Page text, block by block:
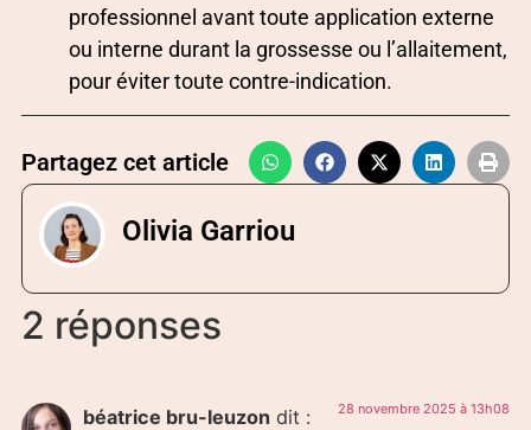
professionnel avant toute application externe
ou interne durant la grossesse ou l’allaitement,
pour éviter toute contre-indication.
Partagez cet article
Olivia Garriou
2 réponses
béatrice bru-leuzon dit : 28 novembre 2025 à 13h08